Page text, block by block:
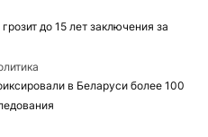
до 15 лет заключения за
в Беларуси более 100